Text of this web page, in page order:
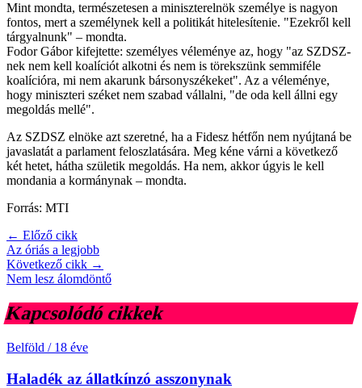
Mint mondta, természetesen a miniszterelnök személye is nagyon
fontos, mert a személynek kell a politikát hitelesítenie. "Ezekről kell
tárgyalnunk" – mondta.
Fodor Gábor kifejtette: személyes véleménye az, hogy "az SZDSZ-
nek nem kell koalíciót alkotni és nem is törekszünk semmiféle
koalícióra, mi nem akarunk bársonyszékeket". Az a véleménye,
hogy miniszteri széket nem szabad vállalni, "de oda kell állni egy
megoldás mellé".
Az SZDSZ elnöke azt szeretné, ha a Fidesz hétfőn nem nyújtaná be
javaslatát a parlament feloszlatására. Meg kéne várni a következő
két hetet, hátha születik megoldás. Ha nem, akkor úgyis le kell
mondania a kormánynak – mondta.
Forrás: MTI
← Előző cikk
Az óriás a legjobb
Következő cikk →
Nem lesz álomdöntő
Kapcsolódó cikkek
Belföld / 18 éve
Haladék az állatkínzó asszonynak